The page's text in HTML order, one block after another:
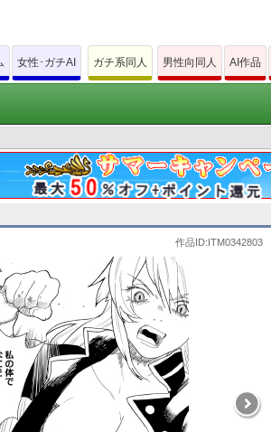
女性･ガチAI ガチ系同人 男性向同人 AI作品
作品ID:ITM0342803